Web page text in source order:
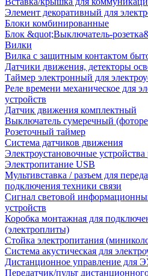
Элемент декоративный для
Блоки комбинированные
Блок &quot;Выключатель-
Вилки
Вилка с защитным контактом
Датчики движения, детекторы
Таймер электронный для
Реле времени механическое для
устройств
Датчик движения комплектный
Выключатель сумеречный
Розеточный таймер
Система датчиков движения
Электроустановочные устройства
Электропитание USB
Мультивставка / разъем для
подключения техники связи
Сигнал световой
устройств
Коробка монтажная для
(электроплиты)
Стойка электропитания
Система акустическая для
Дистанционное управление для
Передатчик/пульт